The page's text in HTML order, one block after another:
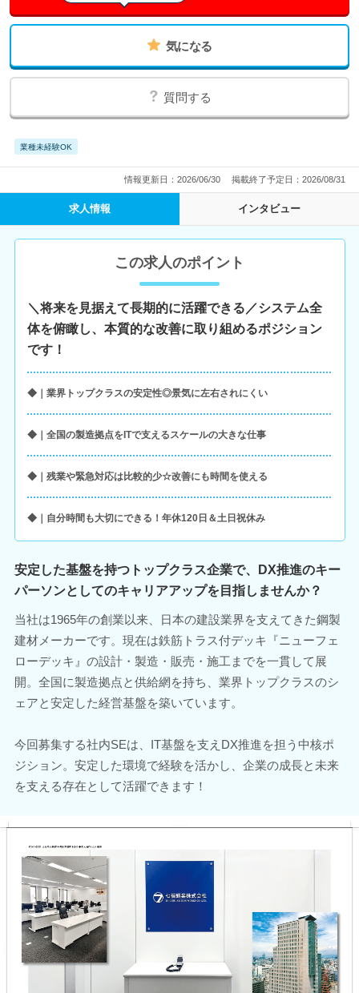
気になる
質問する
業種未経験OK
情報更新日：2026/06/30 掲載終了予定日：2026/08/31
求人情報 インタビュー
この求人のポイント
＼将来を見据えて長期的に活躍できる／システム全
体を俯瞰し、本質的な改善に取り組めるポジション
です！
◆｜業界トップクラスの安定性◎景気に左右されにくい
◆｜全国の製造拠点をITで支えるスケールの大きな仕事
◆｜残業や緊急対応は比較的少☆改善にも時間を使える
◆｜自分時間も大切にできる！年休120日＆土日祝休み
安定した基盤を持つトップクラス企業で、DX推進のキー
パーソンとしてのキャリアアップを目指しませんか？
当社は1965年の創業以来、日本の建設業界を支えてきた鋼製
建材メーカーです。現在は鉄筋トラス付デッキ『ニューフェ
ローデッキ』の設計・製造・販売・施工までを一貫して展
開。全国に製造拠点と供給網を持ち、業界トップクラスのシ
ェアと安定した経営基盤を築いています。
今回募集する社内SEは、IT基盤を支えDX推進を担う中核ポ
ジション。安定した環境で経験を活かし、企業の成長と未来
を支える存在として活躍できます！